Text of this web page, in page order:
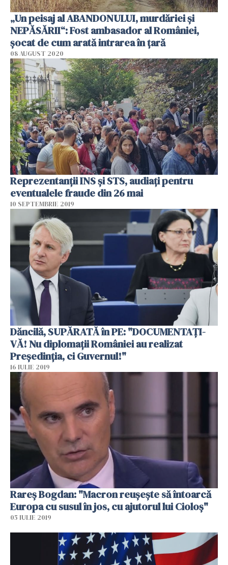
„Un peisaj al ABANDONULUI, murdăriei și
NEPĂSĂRII“: Fost ambasador al României,
șocat de cum arată intrarea în țară
08 AUGUST 2020
Reprezentanții INS și STS, audiați pentru
eventualele fraude din 26 mai
10 SEPTEMBRIE 2019
Dăncilă, SUPĂRATĂ în PE: "DOCUMENTAŢI-
VĂ! Nu diplomaţii României au realizat
Președinția, ci Guvernul!"
16 IULIE 2019
Rareş Bogdan: "Macron reuşeşte să întoarcă
Europa cu susul în jos, cu ajutorul lui Cioloş"
05 IULIE 2019